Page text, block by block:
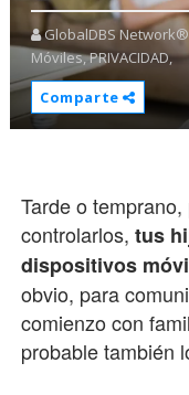
GlobalDBS Network®
Móviles,PRIVACIDAD,
Comparte
Tarde o
controlarlos, tus
dispositivos
obvio, para
comienzo con
probable también